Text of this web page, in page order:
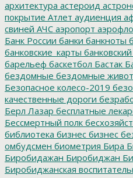
архитектура астероид
покрытие Атлет аудиенция
свиней АЧС аэропорт
Банк России банки банкноты
банковские_карты
барельеф баскетбол Бастак
бездомные бездомные
Безопасное колесо-2019
качественные дороги
Берл Лазар бесплатные
Бессмертный полк
библиотека бизнес бизнес
омбудсмен биометрия Бира
Биробидажан Биробиджан
Биробиджанская